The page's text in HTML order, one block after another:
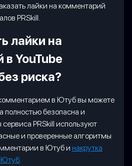
лайки на комментарий
PRSkill.
лайки на
YouTube
риска?
в Ютуб вы можете
полностью безопасна и
PRSkill используют
и проверенные алгоритмы
в Ютуб и накрутка
Ютуб